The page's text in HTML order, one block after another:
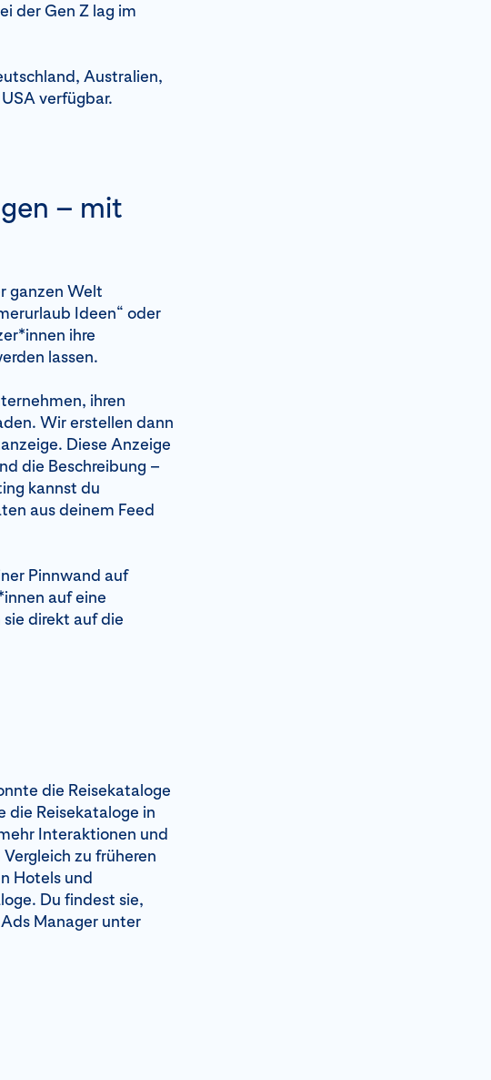
der Gen Z lag im
Australien,
verfügbar.
– mit
ganzen Welt
Ideen“ oder
ihre
lassen.
ihren
Wir erstellen dann
Diese Anzeige
die Beschreibung –
kannst du
aus deinem Feed
Pinnwand auf
auf eine
direkt auf die
die Reisekataloge
die Reisekataloge in
Interaktionen und
zu früheren
Hotels und
Du findest sie,
Manager unter